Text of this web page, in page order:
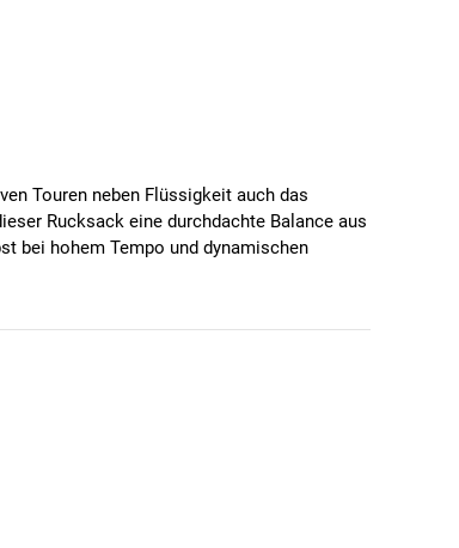
Touren neben Flüssigkeit auch das
Rucksack eine durchdachte Balance aus
bei hohem Tempo und dynamischen
Smartphone, Handschuhen oder